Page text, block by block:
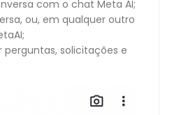
com o chat Meta AI;
ou, em qualquer outro
perguntas, solicitações e